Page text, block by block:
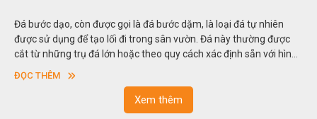
Đá bước dạo, còn được gọi là đá bước dặm, là loại đá tự nhiên
được sử dụng để tạo lối đi trong sân vườn. Đá này thường được
cắt từ những trụ đá lớn hoặc theo quy cách xác định sẵn với hình
vuông hoặc hình chữ nhật và có độ dày khác nhau.
ĐỌC THÊM
Xem thêm